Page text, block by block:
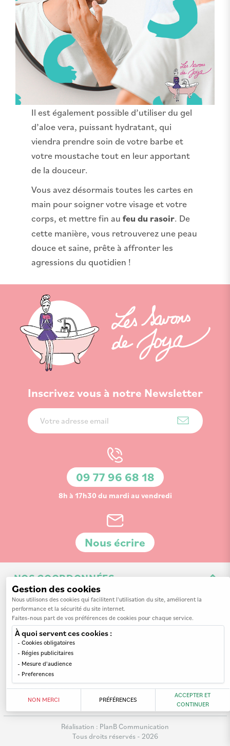
Il est également possible d’utiliser du gel
d’aloe vera, puissant hydratant, qui
viendra prendre soin de votre barbe et
votre moustache tout en leur apportant
de la douceur.
Vous avez désormais toutes les cartes en
main pour soigner votre visage et votre
corps, et mettre fin aufeu du rasoir. De
cette manière, vous retrouverez une peau
douce et saine, prête à affronter les
agressions du quotidien !
Inscrivez vous à notre Newsletter
Inscription
à
09 77 96 68 18
8h à 17h30 du mardi au vendredi
Nous écrire
NOS COORDONNÉES
3 Av. de la 3ème Division d'Infanterie Britannique
14200 Hérouville-Saint-Clair
INFORMATIONS
Nos revendeurs
A propos de nous
Mentions légales
MON COMPTE
Mes commandes
Réalisation : PlanB Communication
Tous droits réservés - 2026
Gestion des cookies
Nous utilisons des cookies qui facilitent l'utilisation du site, améliorent la
performance et la sécurité du site internet.
Faites-nous part de vos préférences de cookies pour chaque service.
À quoi servent ces cookies :
Cookies obligatoires
Régies publicitaires
Mesure d'audience
Preferences
NON MERCI PRÉFÉRENCES
ACCEPTER ET
CONTINUER